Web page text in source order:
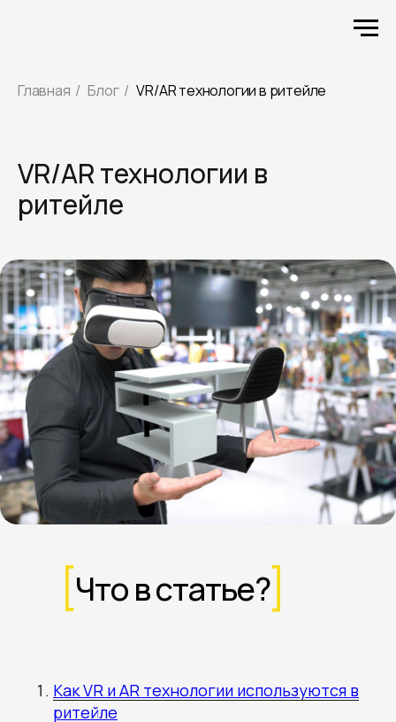
Главная / Блог / VR/AR технологии в ритейле
VR/AR технологии в
ритейле
Что в статье?
Как VR и AR технологии используются в
ритейле